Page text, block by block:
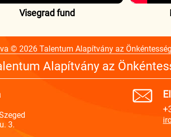
Visegrad fund
© 2026 Talentum Alapítvány az
Alapítvány az
3.